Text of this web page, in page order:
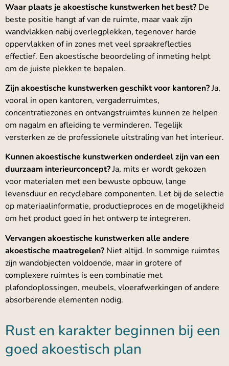
Waar plaats je akoestische kunstwerken het best? De
beste positie hangt af van de ruimte, maar vaak zijn
wandvlakken nabij overlegplekken, tegenover harde
oppervlakken of in zones met veel spraakreflecties
effectief. Een akoestische beoordeling of inmeting helpt
om de juiste plekken te bepalen.
Zijn akoestische kunstwerken geschikt voor kantoren?Ja,
vooral in open kantoren, vergaderruimtes,
concentratiezones en ontvangstruimtes kunnen ze helpen
om nagalm en afleiding te verminderen. Tegelijk
versterken ze de professionele uitstraling van het interieur.
Kunnen akoestische kunstwerken onderdeel zijn van een
duurzaam interieurconcept?Ja, mits er wordt gekozen
voor materialen met een bewuste opbouw, lange
levensduur en recyclebare componenten. Let bij de selectie
op materiaalinformatie, productieproces en de mogelijkheid
om het product goed in het ontwerp te integreren.
Vervangen akoestische kunstwerken alle andere
akoestische maatregelen? Niet altijd. In sommige ruimtes
zijn wandobjecten voldoende, maar in grotere of
complexere ruimtes is een combinatie met
plafondoplossingen, meubels, vloerafwerkingen of andere
absorberende elementen nodig.
Rust en karakter beginnen bij een
goed akoestisch plan